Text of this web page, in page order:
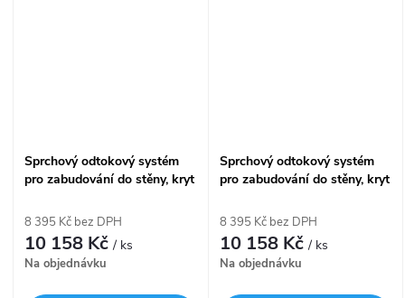
Sprchový odtokový systém
pro zabudování do stěny, kryt
APZ5-EDEN-1050
8 395 Kč bez DPH
10 158 Kč/ ks
Na objednávku
Sprchový odtokový systém
pro zabudování do stěny, kryt
1050 mm APZ5-TWIN-1050
8 395 Kč bez DPH
10 158 Kč/ ks
Na objednávku